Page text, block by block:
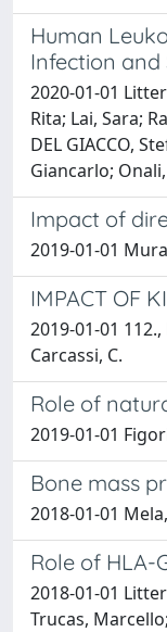
Human
Infection and
2020-01-01
Rita; Lai, Sara;
DEL GIACCO,
Giancarlo;
Impact of
2019-01-01
IMPACT OF
2019-01-01
Carcassi, C.
Role of
2019-01-01
Bone mass
2018-01-01
Role of HLA-
2018-01-01
Trucas,